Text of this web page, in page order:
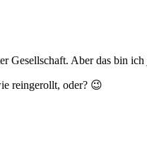
Gesellschaft. Aber das bin
reingerollt, oder? 😉